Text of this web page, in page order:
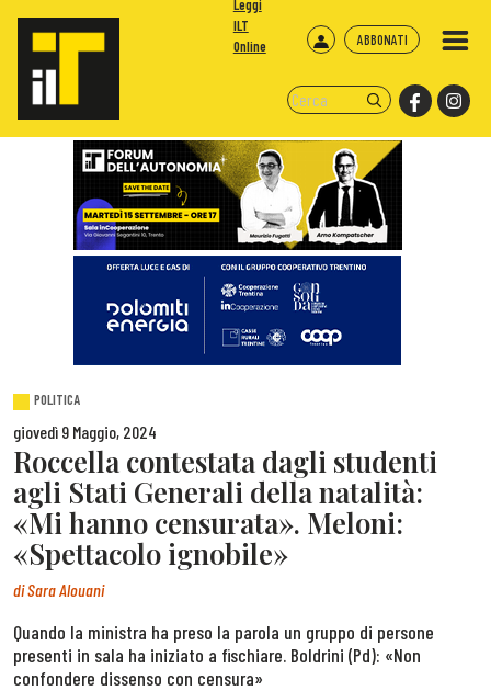
ABBONATI
Leggi
ILT
Online
POLITICA
giovedì 9 Maggio, 2024
Roccella contestata dagli studenti
agli Stati Generali della natalità:
«Mi hanno censurata». Meloni:
«Spettacolo ignobile»
diSara Alouani
Quando la ministra ha preso la parola un gruppo di persone
presenti in sala ha iniziato a fischiare. Boldrini (Pd): «Non
confondere dissenso con censura»